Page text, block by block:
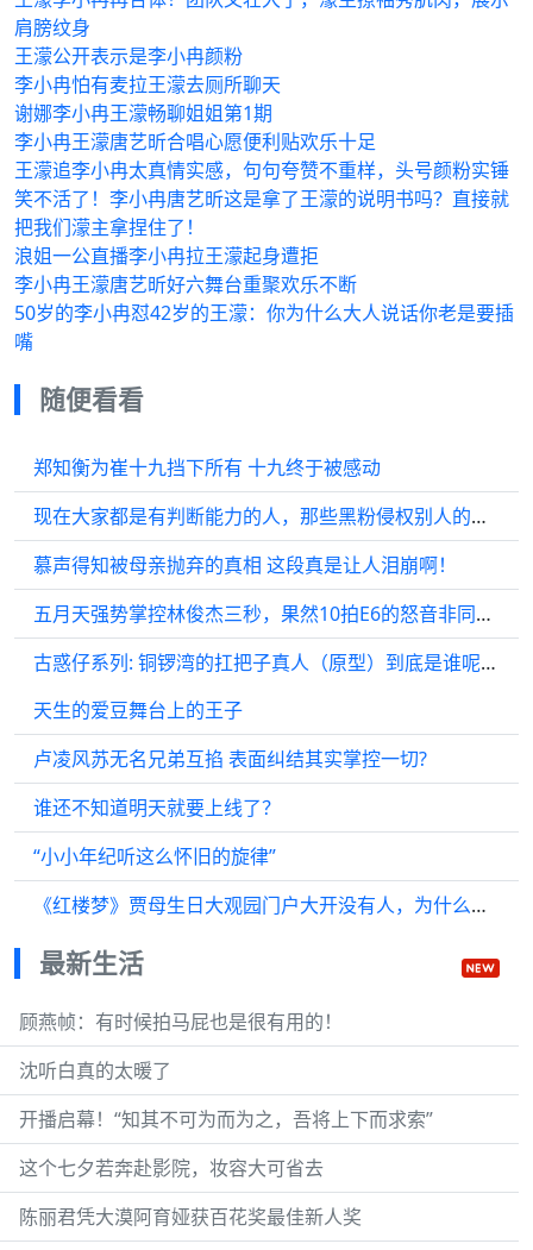
肩膀纹身
王濛公开表示是李小冉颜粉
李小冉怕有麦拉王濛去厕所聊天
谢娜李小冉王濛畅聊姐姐第1期
李小冉王濛唐艺昕合唱心愿便利贴欢乐十足
王濛追李小冉太真情实感，句句夸赞不重样，头号颜粉实锤
笑不活了！李小冉唐艺昕这是拿了王濛的说明书吗？直接就
把我们濛主拿捏住了！
浪姐一公直播李小冉拉王濛起身遭拒
李小冉王濛唐艺昕好六舞台重聚欢乐不断
50岁的李小冉怼42岁的王濛：你为什么大人说话你老是要插
嘴
随便看看
郑知衡为崔十九挡下所有 十九终于被感动
现在大家都是有判断能力的人，那些黑粉侵权别人的名誉权到底是怎么想的呢？
慕声得知被母亲抛弃的真相 这段真是让人泪崩啊！
五月天强势掌控林俊杰三秒，果然10拍E6的怒音非同凡响！
古惑仔系列: 铜锣湾的扛把子真人（原型）到底是谁呢？真的是他吗？
天生的爱豆舞台上的王子
卢凌风苏无名兄弟互掐 表面纠结其实掌控一切?
谁还不知道明天就要上线了？
“小小年纪听这么怀旧的旋律”
《红楼梦》贾母生日大观园门户大开没有人，为什么众人都想瞒着？
最新生活
顾燕帧：有时候拍马屁也是很有用的！
沈听白真的太暖了
开播启幕！“知其不可为而为之，吾将上下而求索”
这个七夕若奔赴影院，妆容大可省去
陈丽君凭大漠阿育娅获百花奖最佳新人奖